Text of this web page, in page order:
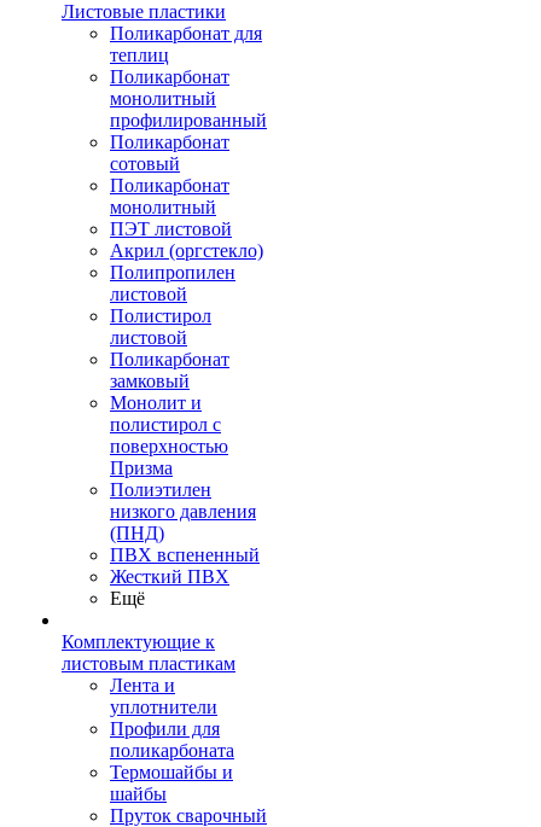
Листовые пластики
Поликарбонат для
теплиц
Поликарбонат
монолитный
профилированный
Поликарбонат
сотовый
Поликарбонат
монолитный
ПЭТ листовой
Акрил (оргстекло)
Полипропилен
листовой
Полистирол
листовой
Поликарбонат
замковый
Монолит и
полистирол с
поверхностью
Призма
Полиэтилен
низкого давления
(ПНД)
ПВХ вспененный
Жесткий ПВХ
Ещё
Комплектующие к
листовым пластикам
Лента и
уплотнители
Профили для
поликарбоната
Термошайбы и
шайбы
Пруток сварочный